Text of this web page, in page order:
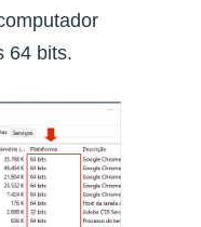
64 bits.